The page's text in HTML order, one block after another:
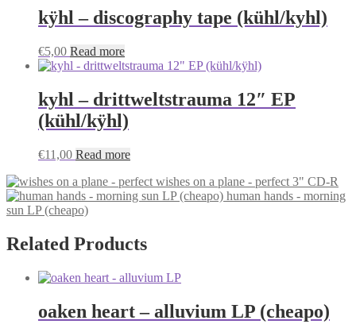
kÿhl – discography tape (kühl/kyhl)
€5,00 Read more
kyhl – drittweltstrauma 12″ EP
(kühl/kÿhl)
€11,00 Read more
wishes on a plane - perfect 3" CD-R
human hands - morning
sun LP (cheapo)
Related Products
oaken heart – alluvium LP (cheapo)